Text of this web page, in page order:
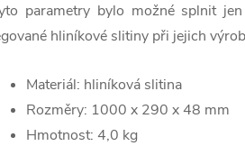
parametry bylo možné splnit
hliníkové slitiny při jejich
Materiál: hliníková slitina
Rozměry: 1000 x 290 x 48 mm
Hmotnost: 4,0 kg